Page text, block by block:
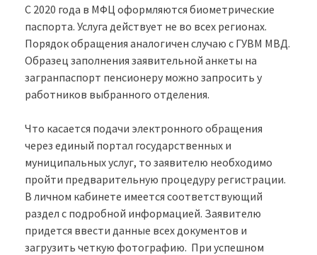
С 2020 года в МФЦ оформляются биометрические
паспорта. Услуга действует не во всех регионах.
Порядок обращения аналогичен случаю с ГУВМ МВД.
Образец заполнения заявительной анкеты на
загранпаспорт пенсионеру можно запросить у
работников выбранного отделения.
Что касается подачи электронного обращения
через единый портал государственных и
муниципальных услуг, то заявителю необходимо
пройти предварительную процедуру регистрации.
В личном кабинете имеется соответствующий
раздел с подробной информацией. Заявителю
придется ввести данные всех документов и
загрузить четкую фотографию. При успешном